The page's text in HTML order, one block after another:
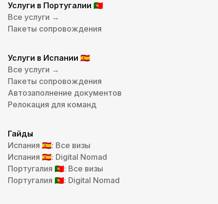
Услуги в Португалии 🇵🇹
Все услуги →
Пакеты сопровождения
Услуги в Испании 🇪🇸
Все услуги →
Пакеты сопровождения
Автозаполнение документов
Релокация для команд
Гайды
Испания 🇪🇸: Все визы
Испания 🇪🇸: Digital Nomad
Португалия 🇵🇹: Все визы
Португалия 🇵🇹: Digital Nomad